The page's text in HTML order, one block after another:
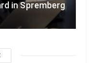
in Spremberg